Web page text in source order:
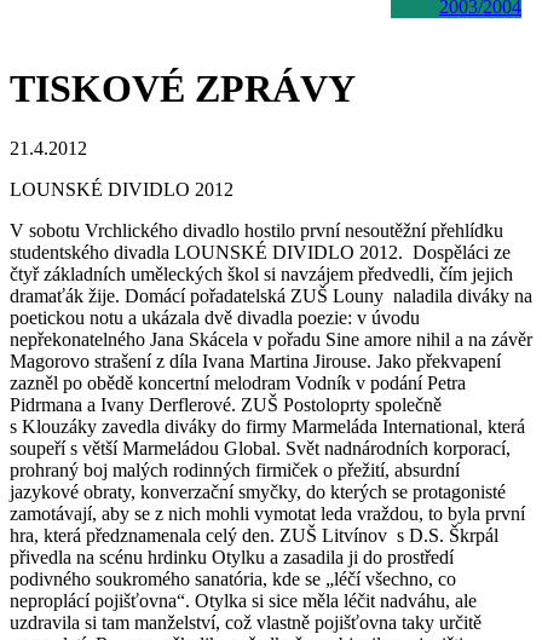
2003/2004
TISKOVÉ ZPRÁVY
21.4.2012
LOUNSKÉ DIVIDLO 2012
V sobotu Vrchlického divadlo hostilo první nesoutěžní přehlídku
studentského divadla LOUNSKÉ DIVIDLO 2012. Dospěláci ze
čtyř základních uměleckých škol si navzájem předvedli, čím jejich
dramaťák žije. Domácí pořadatelská ZUŠ Louny naladila diváky na
poetickou notu a ukázala dvě divadla poezie: v úvodu
nepřekonatelného Jana Skácela v pořadu Sine amore nihil a na závěr
Magorovo strašení z díla Ivana Martina Jirouse. Jako překvapení
zazněl po obědě koncertní melodram Vodník v podání Petra
Pidrmana a Ivany Derflerové. ZUŠ Postoloprty společně
s Klouzáky zavedla diváky do firmy Marmeláda International, která
soupeří s větší Marmeládou Global. Svět nadnárodních korporací,
prohraný boj malých rodinných firmiček o přežití, absurdní
jazykové obraty, konverzační smyčky, do kterých se protagonisté
zamotávají, aby se z nich mohli vymotat leda vraždou, to byla první
hra, která předznamenala celý den. ZUŠ Litvínov s D.S. Škrpál
přivedla na scénu hrdinku Otylku a zasadila ji do prostředí
podivného soukromého sanatória, kde se „léčí všechno, co
neproplácí pojišťovna“. Otylka si sice měla léčit nadváhu, ale
uzdravila si tam manželství, což vlastně pojišťovna taky určitě